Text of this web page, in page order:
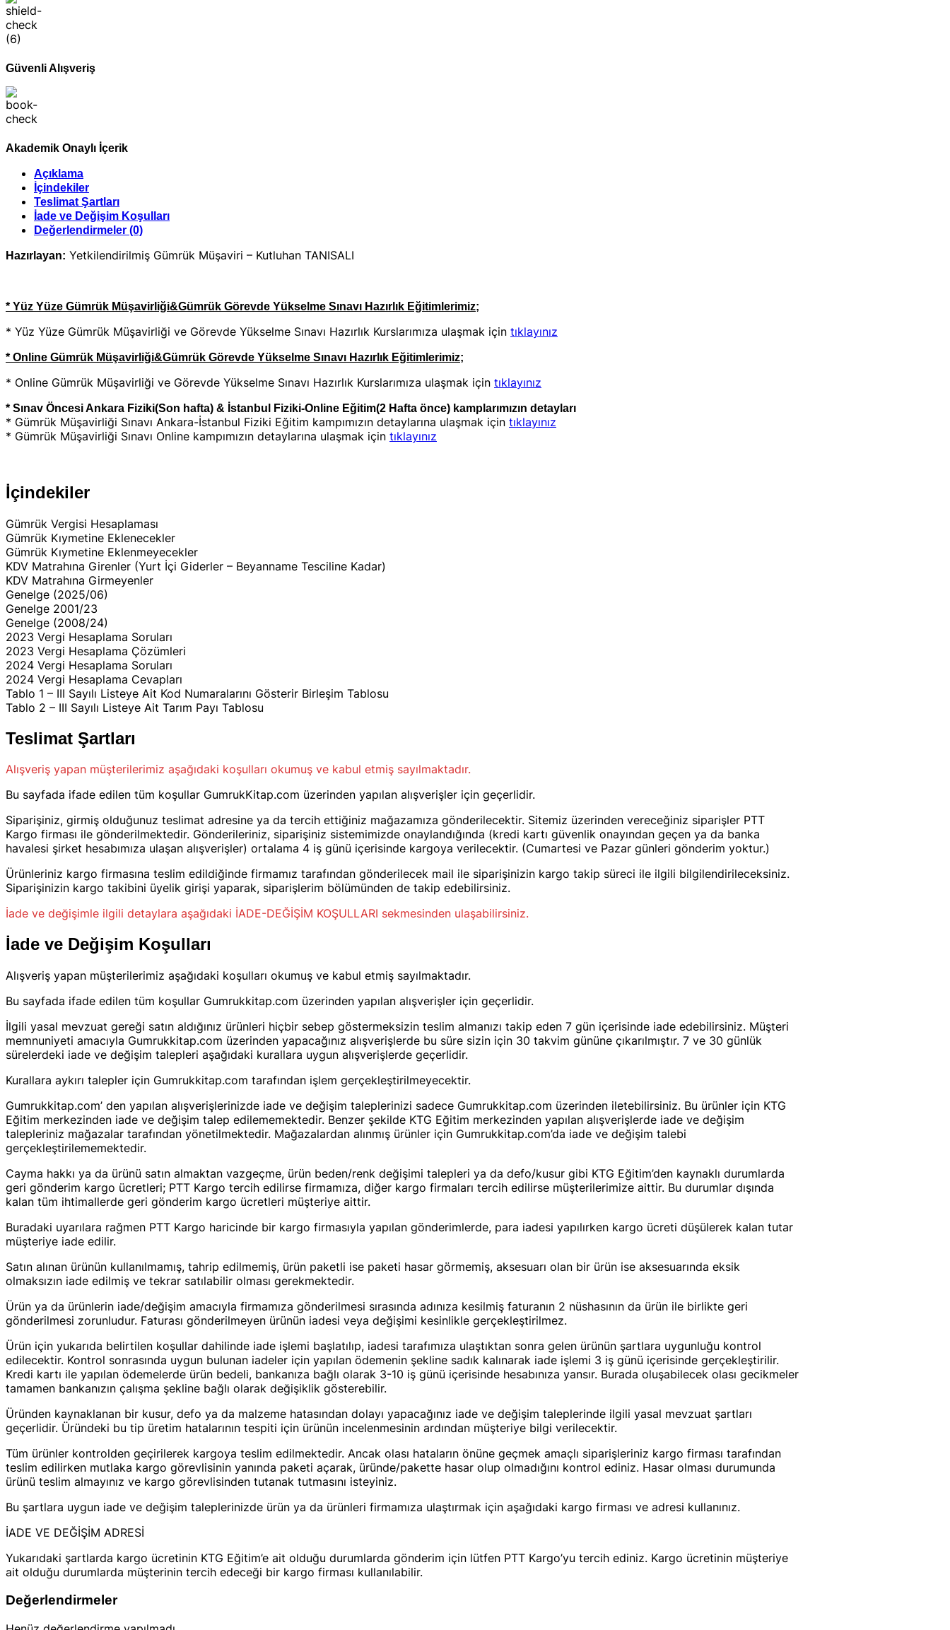
Soru
Bankası
Güvenli Alışveriş
Akademik Onaylı İçerik
Açıklama
İçindekiler
Teslimat Şartları
İade ve Değişim Koşulları
Değerlendirmeler (0)
Hazırlayan: Yetkilendirilmiş Gümrük Müşaviri – Kutluhan TANISALI
* Yüz Yüze Gümrük Müşavirliği&Gümrük Görevde Yükselme Sınavı Hazırlık Eğitimlerimiz;
* Yüz Yüze Gümrük Müşavirliği ve Görevde Yükselme Sınavı Hazırlık Kurslarımıza ulaşmak için tıklayınız
* Online Gümrük Müşavirliği&Gümrük Görevde Yükselme Sınavı Hazırlık Eğitimlerimiz;
* Online Gümrük Müşavirliği ve Görevde Yükselme Sınavı Hazırlık Kurslarımıza ulaşmak için tıklayınız
* Sınav Öncesi Ankara Fiziki(Son hafta) & İstanbul Fiziki-Online Eğitim(2 Hafta önce) kamplarımızın detayları
* Gümrük Müşavirliği Sınavı Ankara-İstanbul Fiziki Eğitim kampımızın detaylarına ulaşmak için tıklayınız
* Gümrük Müşavirliği Sınavı Online kampımızın detaylarına ulaşmak için tıklayınız
İçindekiler
Gümrük Vergisi Hesaplaması
Gümrük Kıymetine Eklenecekler
Gümrük Kıymetine Eklenmeyecekler
KDV Matrahına Girenler (Yurt İçi Giderler – Beyanname Tesciline Kadar)
KDV Matrahına Girmeyenler
Genelge (2025/06)
Genelge 2001/23
Genelge (2008/24)
2023 Vergi Hesaplama Soruları
2023 Vergi Hesaplama Çözümleri
2024 Vergi Hesaplama Soruları
2024 Vergi Hesaplama Cevapları
Tablo 1 – III Sayılı Listeye Ait Kod Numaralarını Gösterir Birleşim Tablosu
Tablo 2 – III Sayılı Listeye Ait Tarım Payı Tablosu
Teslimat Şartları
Alışveriş yapan müşterilerimiz aşağıdaki koşulları okumuş ve kabul etmiş sayılmaktadır.
Bu sayfada ifade edilen tüm koşullar GumrukKitap.com üzerinden yapılan alışverişler için geçerlidir.
Siparişiniz, girmiş olduğunuz teslimat adresine ya da tercih ettiğiniz mağazamıza gönderilecektir. Sitemiz üzerinden vereceğiniz siparişler PTT
Kargo firması ile gönderilmektedir. Gönderileriniz, siparişiniz sistemimizde onaylandığında (kredi kartı güvenlik onayından geçen ya da banka
havalesi şirket hesabımıza ulaşan alışverişler) ortalama 4 iş günü içerisinde kargoya verilecektir. (Cumartesi ve Pazar günleri gönderim yoktur.)
Ürünleriniz kargo firmasına teslim edildiğinde firmamız tarafından gönderilecek mail ile siparişinizin kargo takip süreci ile ilgili bilgilendirileceksiniz.
Siparişinizin kargo takibini üyelik girişi yaparak, siparişlerim bölümünden de takip edebilirsiniz.
İade ve değişimle ilgili detaylara aşağıdaki İADE-DEĞİŞİM KOŞULLARI sekmesinden ulaşabilirsiniz.
İade ve Değişim Koşulları
Alışveriş yapan müşterilerimiz aşağıdaki koşulları okumuş ve kabul etmiş sayılmaktadır.
Bu sayfada ifade edilen tüm koşullar Gumrukkitap.com üzerinden yapılan alışverişler için geçerlidir.
İlgili yasal mevzuat gereği satın aldığınız ürünleri hiçbir sebep göstermeksizin teslim almanızı takip eden 7 gün içerisinde iade edebilirsiniz. Müşteri
memnuniyeti amacıyla Gumrukkitap.com üzerinden yapacağınız alışverişlerde bu süre sizin için 30 takvim gününe çıkarılmıştır. 7 ve 30 günlük
sürelerdeki iade ve değişim talepleri aşağıdaki kurallara uygun alışverişlerde geçerlidir.
Kurallara aykırı talepler için Gumrukkitap.com tarafından işlem gerçekleştirilmeyecektir.
Gumrukkitap.com’ den yapılan alışverişlerinizde iade ve değişim taleplerinizi sadece Gumrukkitap.com üzerinden iletebilirsiniz. Bu ürünler için KTG
Eğitim merkezinden iade ve değişim talep edilememektedir. Benzer şekilde KTG Eğitim merkezinden yapılan alışverişlerde iade ve değişim
talepleriniz mağazalar tarafından yönetilmektedir. Mağazalardan alınmış ürünler için Gumrukkitap.com’da iade ve değişim talebi
gerçekleştirilememektedir.
Cayma hakkı ya da ürünü satın almaktan vazgeçme, ürün beden/renk değişimi talepleri ya da defo/kusur gibi KTG Eğitim’den kaynaklı durumlarda
geri gönderim kargo ücretleri; PTT Kargo tercih edilirse firmamıza, diğer kargo firmaları tercih edilirse müşterilerimize aittir. Bu durumlar dışında
kalan tüm ihtimallerde geri gönderim kargo ücretleri müşteriye aittir.
Buradaki uyarılara rağmen PTT Kargo haricinde bir kargo firmasıyla yapılan gönderimlerde, para iadesi yapılırken kargo ücreti düşülerek kalan tutar
müşteriye iade edilir.
Satın alınan ürünün kullanılmamış, tahrip edilmemiş, ürün paketli ise paketi hasar görmemiş, aksesuarı olan bir ürün ise aksesuarında eksik
olmaksızın iade edilmiş ve tekrar satılabilir olması gerekmektedir.
Ürün ya da ürünlerin iade/değişim amacıyla firmamıza gönderilmesi sırasında adınıza kesilmiş faturanın 2 nüshasının da ürün ile birlikte geri
gönderilmesi zorunludur. Faturası gönderilmeyen ürünün iadesi veya değişimi kesinlikle gerçekleştirilmez.
Ürün için yukarıda belirtilen koşullar dahilinde iade işlemi başlatılıp, iadesi tarafımıza ulaştıktan sonra gelen ürünün şartlara uygunluğu kontrol
edilecektir. Kontrol sonrasında uygun bulunan iadeler için yapılan ödemenin şekline sadık kalınarak iade işlemi 3 iş günü içerisinde gerçekleştirilir.
Kredi kartı ile yapılan ödemelerde ürün bedeli, bankanıza bağlı olarak 3-10 iş günü içerisinde hesabınıza yansır. Burada oluşabilecek olası gecikmeler
tamamen bankanızın çalışma şekline bağlı olarak değişiklik gösterebilir.
Üründen kaynaklanan bir kusur, defo ya da malzeme hatasından dolayı yapacağınız iade ve değişim taleplerinde ilgili yasal mevzuat şartları
geçerlidir. Üründeki bu tip üretim hatalarının tespiti için ürünün incelenmesinin ardından müşteriye bilgi verilecektir.
Tüm ürünler kontrolden geçirilerek kargoya teslim edilmektedir. Ancak olası hataların önüne geçmek amaçlı siparişleriniz kargo firması tarafından
teslim edilirken mutlaka kargo görevlisinin yanında paketi açarak, üründe/pakette hasar olup olmadığını kontrol ediniz. Hasar olması durumunda
ürünü teslim almayınız ve kargo görevlisinden tutanak tutmasını isteyiniz.
Bu şartlara uygun iade ve değişim taleplerinizde ürün ya da ürünleri firmamıza ulaştırmak için aşağıdaki kargo firması ve adresi kullanınız.
​İADE VE DEĞİŞİM ADRESİ
Yukarıdaki şartlarda kargo ücretinin KTG Eğitim’e ait olduğu durumlarda gönderim için lütfen PTT Kargo’yu tercih ediniz. Kargo ücretinin müşteriye
ait olduğu durumlarda müşterinin tercih edeceği bir kargo firması kullanılabilir.
Değerlendirmeler